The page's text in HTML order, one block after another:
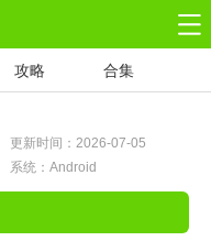
攻略 合集
更新时间：2026-07-05
系统：Android